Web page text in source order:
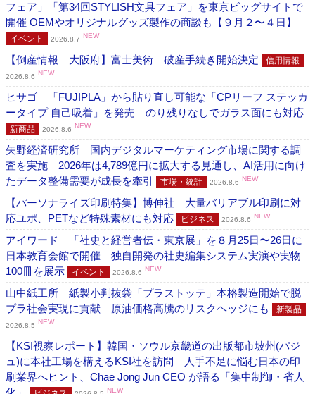
フェア」「第34回STYLISH文具フェア」を東京ビッグサイトで
開催 OEMやオリジナルグッズ製作の商談も【９月２〜４日】
イベント 2026.8.7 NEW
【倒産情報 大阪府】富士美術 破産手続き開始決定 信用情報
2026.8.6 NEW
ヒサゴ 「FUJIPLA」から貼り直し可能な「CPリーフ ステッカ
ータイプ 自己吸着」を発売 のり残りなしでガラス面にも対応
新商品 2026.8.6 NEW
矢野経済研究所 国内デジタルマーケティング市場に関する調
査を実施 2026年は4,789億円に拡大する見通し、AI活用に向け
たデータ整備需要が成長を牽引
市場・統計 2026.8.6 NEW
【パーソナライズ印刷特集】博伸社 大量バリアブル印刷に対
応ユポ、PETなど特殊素材にも対応
ビジネス 2026.8.6 NEW
アイワード 「社史と経営者伝・東京展」を８月25日〜26日に
日本教育会館で開催 独自開発の社史編集システム実演や実物
100冊を展示
イベント 2026.8.6 NEW
山中紙工所 紙製小判抜袋「プラストッテ」本格製造開始で脱
プラ社会実現に貢献 原油価格高騰のリスクヘッジにも
新製品
2026.8.5 NEW
【KSI視察レポート】韓国・ソウル京畿道の出版都市坡州(パジ
ュ)に本社工場を構えるKSI社を訪問 人手不足に悩む日本の印
刷業界へヒント、Chae Jong Jun CEO が語る「集中制御・省人
NEW